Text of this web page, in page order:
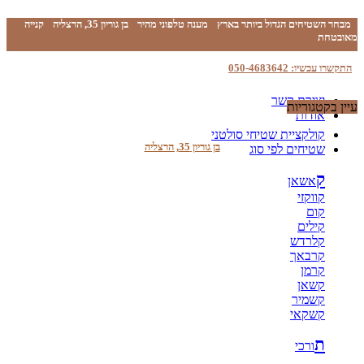
מבחר השטיחים הגדול ביותר בארץ מענה טלפוני מהיר בן גוריון 35, הרצליה
קנייה
מאובטחת
התקשרו עכשיו: 050-4683642
יצירת קשר
אודות
בן גוריון 35, הרצליה
עיין בקטגוריות
קולקציית שטיחי סולטני
שטיחים לפי סוג
קאשאן
קווקזי
קום
קילים
קלרדש
קרבאך
קרמן
קשאן
קשמיר
קשקאי
תורכי